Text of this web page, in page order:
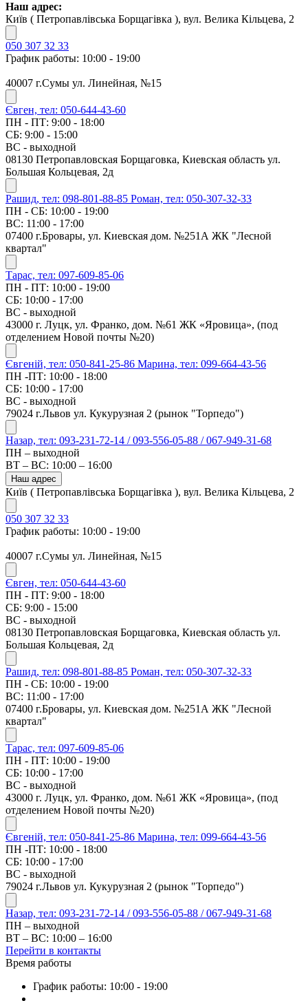
Наш адрес:
Київ ( Петропавлівська Борщагівка ), вул. Велика Кільцева, 2
050 307 32 33
График работы: 10:00 - 19:00
40007 г.Сумы ул. Линейная, №15
Євген, тел: 050-644-43-60
ПН - ПТ: 9:00 - 18:00
СБ: 9:00 - 15:00
ВС - выходной
08130 Петропавловская Борщаговка, Киевская область ул.
Большая Кольцевая, 2д
Рашид, тел: 098-801-88-85 Роман, тел: 050-307-32-33
ПН - СБ: 10:00 - 19:00
ВС: 11:00 - 17:00
07400 г.Бровары, ул. Киевская дом. №251А ЖК "Лесной
квартал"
Тарас, тел: 097-609-85-06
ПН - ПТ: 10:00 - 19:00
СБ: 10:00 - 17:00
ВС - выходной
43000 г. Луцк, ул. Франко, дом. №61 ЖК «Яровица», (под
отделением Новой почты №20)
Євгеній, тел: 050-841-25-86 Марина, тел: 099-664-43-56
ПН -ПТ: 10:00 - 18:00
СБ: 10:00 - 17:00
ВС - выходной
79024 г.Львов ул. Кукурузная 2 (рынок "Торпедо")
Назар, тел: 093-231-72-14 / 093-556-05-88 / 067-949-31-68
ПН – выходной
ВТ – ВС: 10:00 – 16:00
Наш адрес
Київ ( Петропавлівська Борщагівка ), вул. Велика Кільцева, 2
050 307 32 33
График работы: 10:00 - 19:00
40007 г.Сумы ул. Линейная, №15
Євген, тел: 050-644-43-60
ПН - ПТ: 9:00 - 18:00
СБ: 9:00 - 15:00
ВС - выходной
08130 Петропавловская Борщаговка, Киевская область ул.
Большая Кольцевая, 2д
Рашид, тел: 098-801-88-85 Роман, тел: 050-307-32-33
ПН - СБ: 10:00 - 19:00
ВС: 11:00 - 17:00
07400 г.Бровары, ул. Киевская дом. №251А ЖК "Лесной
квартал"
Тарас, тел: 097-609-85-06
ПН - ПТ: 10:00 - 19:00
СБ: 10:00 - 17:00
ВС - выходной
43000 г. Луцк, ул. Франко, дом. №61 ЖК «Яровица», (под
отделением Новой почты №20)
Євгеній, тел: 050-841-25-86 Марина, тел: 099-664-43-56
ПН -ПТ: 10:00 - 18:00
СБ: 10:00 - 17:00
ВС - выходной
79024 г.Львов ул. Кукурузная 2 (рынок "Торпедо")
Назар, тел: 093-231-72-14 / 093-556-05-88 / 067-949-31-68
ПН – выходной
ВТ – ВС: 10:00 – 16:00
Перейти в контакты
Время работы
График работы: 10:00 - 19:00